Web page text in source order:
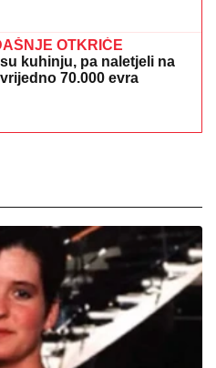
OTKRIĆE
kuhinju, pa naletjeli na
70.000 evra